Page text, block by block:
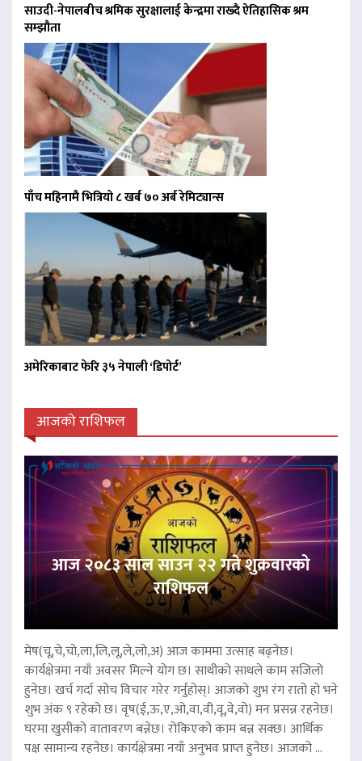
साउदी-नेपालबीच श्रमिक सुरक्षालाई केन्द्रमा राख्दै ऐतिहासिक श्रम
सम्झौता
पाँच महिनामै भित्रियो ८ खर्ब ७० अर्ब रेमिट्यान्स
अमेरिकाबाट फेरि ३५ नेपाली ‘डिपोर्ट’
आजको राशिफल
आज २०८३ साल साउन २२ गते शुक्रवारको
राशिफल
मेष(चू,चे,चो,ला,लि,लू,ले,लो,अ) आज काममा उत्साह बढ्नेछ।
कार्यक्षेत्रमा नयाँ अवसर मिल्ने योग छ। साथीको साथले काम सजिलो
हुनेछ। खर्च गर्दा सोच विचार गरेर गर्नुहोस्। आजको शुभ रंग रातो हो भने
शुभ अंक ९ रहेको छ। वृष(ई,ऊ,ए,ओ,वा,वी,वू,वे,वो) मन प्रसन्न रहनेछ।
घरमा खुसीको वातावरण बन्नेछ। रोकिएको काम बन्न सक्छ। आर्थिक
पक्ष सामान्य रहनेछ। कार्यक्षेत्रमा नयाँ अनुभव प्राप्त हुनेछ। आजको ...